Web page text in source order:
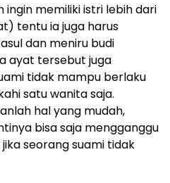
ingin memiliki istri lebih dari
tentu ia juga harus
dan meniru budi
ayat tersebut juga
tidak mampu berlaku
satu wanita saja.
hal yang mudah,
bisa saja mengganggu
seorang suami tidak